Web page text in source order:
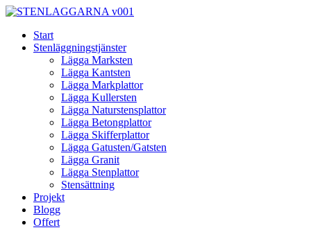
Skip
contentStart
Stenläggningstjänster
Lägga Marksten
Lägga Kantsten
Lägga Markplattor
Lägga Kullersten
Lägga Naturstensplattor
Lägga Betongplattor
Lägga Skifferplattor
Lägga Gatusten/Gatsten
Lägga Granit
Lägga Stenplattor
Stensättning
Projekt
Blogg
Offert